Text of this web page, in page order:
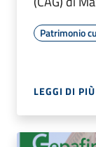
Patrimonio
LEGGI DI PIÙ